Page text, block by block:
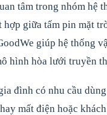
tâm trong nhóm hệ
hợp giữa tấm pin mặt
giúp hệ thống
hình hòa lưới truyền
đình có nhu cầu
mất điện hoặc